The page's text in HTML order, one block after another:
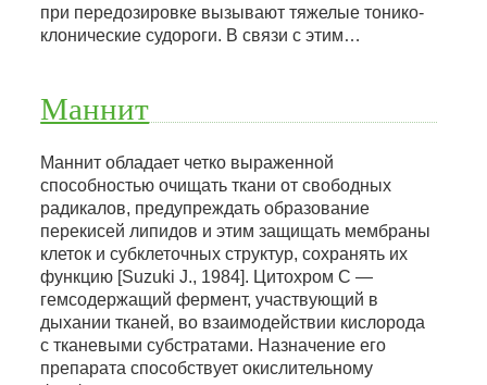
при передозировке вызывают тяжелые тонико-
клонические судороги. В связи с этим…
Маннит
Маннит обладает четко выраженной
способностью очищать ткани от свободных
радикалов, предупреждать образование
перекисей липидов и этим защищать мембраны
клеток и субклеточных структур, сохранять их
функцию [Suzuki J., 1984]. Цитохром С —
гемсодержащий фермент, участвующий в
дыхании тканей, во взаимодействии кислорода
с тканевыми субстратами. Назначение его
препарата способствует окислительному